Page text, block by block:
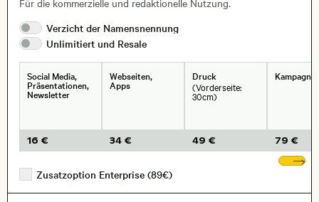
Für die kommerzielle und redaktionelle Nutzung.
Verzicht der Namensnennung
Unlimitiert und Resale
Social Media,
Präsentationen,
Newsletter
16 €
Webseiten,
Apps
34 €
Druck
(Vorderseite:
30cm)
49 € 79 €
Zusatzoption Enterprise (89€)